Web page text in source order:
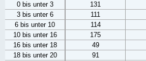
0 bis unter 3
131
3 bis unter 6
111
6 bis unter 10
114
10 bis unter 16
175
16 bis unter 18
49
18 bis unter 20
91